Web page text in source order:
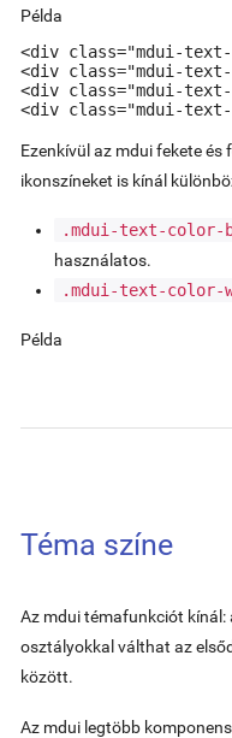
Példa
<div class="mdui-
<div class="mdui-
<div class="mdui-
<div class="mdui-
Ezenkívül az mdui fekete
ikonszíneket is kínál
.mdui-text-color-
használatos.
.mdui-text-color-
Példa
Téma színe
Az mdui témafunkciót
osztályokkal válthat az
között.
Az mdui legtöbb